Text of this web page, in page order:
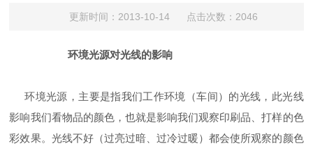
更新时间：2013-10-14 点击次数：2046
环境光源对光线的影响
环境光源，主要是指我们工作环境（车间）的光线，此光线
影响我们看物品的颜色，也就是影响我们观察印刷品、打样的色
彩效果。光线不好（过亮过暗、过冷过暖）都会使所观察的颜色